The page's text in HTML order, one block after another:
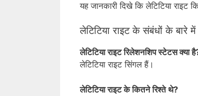
यह जानकारी दिखे कि लेटिटिया राइट
लेटिटिया राइट के संबंधों के बारे में
लेटिटिया राइट रिलेशनशिप स्टेटस क्या
लेटिटिया राइट सिंगल हैं।
लेटिटिया राइट के कितने रिश्ते थे?